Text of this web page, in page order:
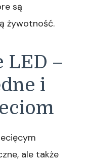
są
żywotność.
LED –
i
ale także